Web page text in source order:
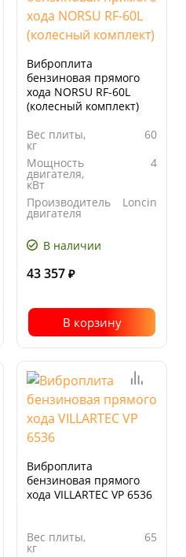
Виброплита
бензиновая прямого
хода NORSU RF-60L
(колесный комплект)
Вес плиты,
кг
60
Мощность
двигателя,
кВт
4
Производитель
двигателя
Loncin
плиты
основания,
В наличии
43 357 ₽
В корзину
Виброплита
бензиновая прямого
хода VILLARTEC VP 6536
Вес плиты,
кг
65